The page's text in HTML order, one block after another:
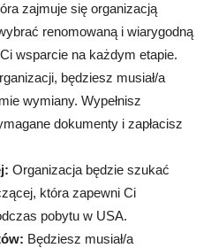
zajmuje się organizacją
renomowaną i wiarygodną
wsparcie na każdym etapie.
będziesz musiał/a
wymiany. Wypełnisz
dokumenty i zapłacisz
Organizacja będzie szukać
która zapewni Ci
pobytu w USA.
Będziesz musiał/a